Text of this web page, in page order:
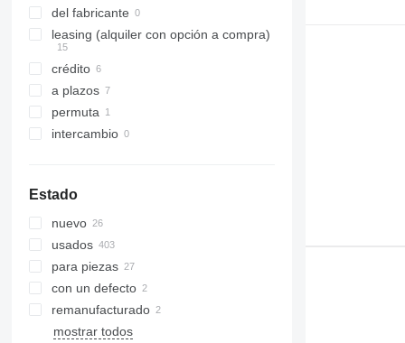
329
330
340
345
349
350
395
416
420
424
426
428
S-Series
TM
Vibromax
del fabricante
leasing (alquiler con opción a compra)
crédito
a plazos
permuta
intercambio
Estado
nuevo
usados
para piezas
con un defecto
remanufacturado
mostrar todos